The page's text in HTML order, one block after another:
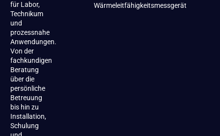
für Labor,
Technikum
und
prozessnahe
Anwendungen.
Von der
fachkundigen
Beratung
über die
persönliche
Betreuung
bis hin zu
Installation,
Schulung
Wärmeleitfähigkeitsmessgerät